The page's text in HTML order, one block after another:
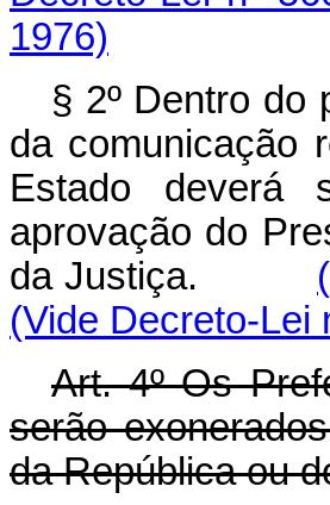
1976)
§ 2º Dentro do
da comunicação
Estado deverá
aprovação do
da Justiça.
(Vide Decreto-Lei
Art. 4º Os
serão
da República ou